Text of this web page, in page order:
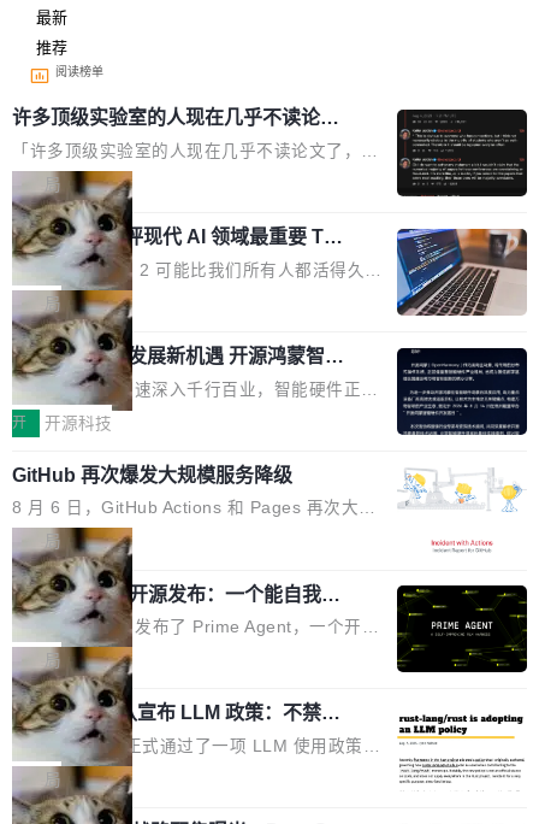
最新
推荐
阅读榜单
许多顶级实验室的人现在几乎不读论文
了
「许多顶级实验室的人现在几乎不读论文了，而
且他们认为 ICLR/ICML/NeurIPS 充斥着大量过
度宣传和欺诈。」 OpenAI 研究员 Keller Jorda
n 这条推文引发了广泛讨论。他不是在说风凉
话，他是说出了一个圈内人尽皆知但很少公开捅
破的事实。 Jordan 随后补充了一句软化声明：
「我不认为这些会议上大部分论文都在过度宣传
或造假。问题是，作为读者，如果你筛选出那些
看起来最令人兴奋的论文，那它们大部分都是过
度宣传的。」 这才是真正的痛点。不是所有论文
都有问题，是最吸引眼球的那批论文最有问题。
他引用的帖子来自 Mathew Shen，一位 ICLR 2
026 的读者：「看了篇 ...
局
xAI 前工程师评现代 AI 领域最重要 Top
3 开源项目
Flash Attention 2 可能比我们所有人都活得久。
这句话不是来自某个技术博客，而是出自 Hieu
Pham 的一条推文。Hieu Pham 是谁？他是 xAI
的早期工程师之一，在 Grok 训练基础设施团队
工作过。近日他在 X 上发了一条帖子，列出了他
认为现代 AI 领域最重要的三个开源项目。 第一
个名字毫无悬念：Flash Attention 2。 Hieu 的
理由很具体。FA 系列不需要解释，但 FA2 是他
认为最重要的一个——复杂度恰到好处，刚好能
驱动你去学 CuTe，但还没被那些"邪恶的" Hopp
er++ 优化所淹没，足够容易修改和适配。 更关
键的是 FA2 的持久性...
局
共商智能硬件发展新机遇 开源鸿蒙智能
硬件开发者日杭州站即将举行
随着万物智联加速深入千行百业，智能硬件正从
单点设备迈向智能化、网联化、协同化发展。作
鸿蒙通过统一技术底座和分布式能力，为不同类
型智能设备的开发、连接与互联提供关键支撑，
也为产业链企业探索产品创新与商业增长打开新
的空间。 8月14日，开源鸿蒙智能硬件开发者日
（OHDD：OpenHarmony Hardware Develope
r Day）将在杭州启航。活动面向智能硬件产业
链企业和开发者，邀请行业专家与资深技术顾
问，围绕开源鸿蒙技术能力、设备适配、芯片适
配、功耗与稳定性调优、兼容性测评及统一互联
等内容展开系统讲解和实战交流，帮助企业进一
步了解开源鸿蒙在智能...
开 开源科技
GitHub 再次爆发大规模服务降级
8 月 6 日，GitHub Actions 和 Pages 再次大规
模服务降级，Actions 完全不可用超过 5 小时，
webhook 停发，连自托管 runner 也因调度层故
障无法工作。Pages、Copilot code review、C
opilot coding agent 全部受影响。从检测到完全
恢复，大约 12 小时。 这是 2026 年 8 月的第六
起事故，其中四起与 AI/Copilot 服务相关。 Git
Hub 员工 kdaigle 在 HN 讨论中贴出了一组数
据：2025 年全年 10 亿次 commit。现在，每周
2.75 亿次，全年预计 140 亿次。GitHub...
局
Prime Agent 开源发布：一个能自我改
进的编程 Agent，ARC-AGI 3 超越人类
专家基线
Prime Intellect 发布了 Prime Agent，一个开源
的编程 Agent Harness，核心设计围绕两个抽
象：Recursive Language Model（RLM）和 C
ontinual Harness。在 ARC-AGI 3 基准测试
上，Prime Agent + Opus 5 的组合达到了 95.
5% RHAE Best@1，超过了 ARC 报告的人类专
家基线 95.4%。 不是又一个 coding agent 包装
局
Rust 项目团队宣布 LLM 政策：不禁
止，但你要承认哪些代码不是你写的
Rust 语言项目正式通过了一项 LLM 使用政策，
覆盖 rust-lang/rust 单一仓库的代码贡献。这不
是项目级别的官方立场，目前由五个团队采纳，
局